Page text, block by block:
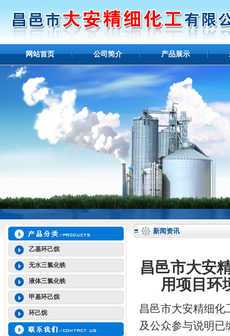
网站首页 公司简介 产品展示
乙基环己烷
无水三氯化铁
液体三氯化铁
甲基环己烷
环己烷
新闻资讯
昌邑市大安
用项目环
昌邑市大安精细
及公众参与说明已